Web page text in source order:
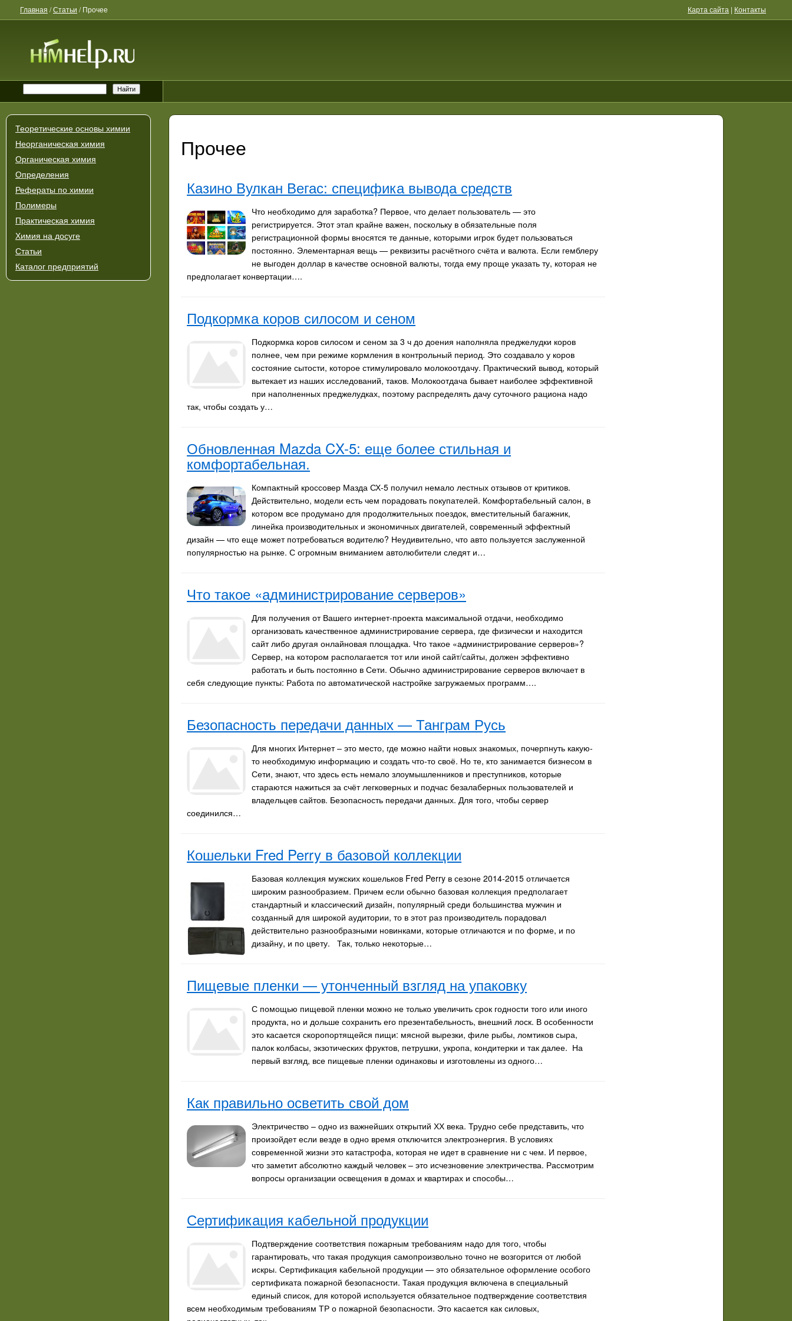
Главная /Статьи /Прочее Карта сайта | Контакты
Теоретические основы химии
Неорганическая химия
Органическая химия
Определения
Рефераты по химии
Полимеры
Практическая химия
Химия на досуге
Статьи
Каталог предприятий
Прочее
Казино Вулкан Вегас: специфика вывода средств
Что необходимо для заработка? Первое, что делает пользователь — это
регистрируется. Этот этап крайне важен, поскольку в обязательные поля
регистрационной формы вносятся те данные, которыми игрок будет пользоваться
постоянно. Элементарная вещь — реквизиты расчётного счёта и валюта. Если гемблеру
не выгоден доллар в качестве основной валюты, тогда ему проще указать ту, которая не
предполагает конвертации….
Подкормка коров силосом и сеном
Подкормка коров силосом и сеном за 3 ч до доения наполняла преджелудки коров
полнее, чем при режиме кормления в контрольный период. Это создавало у коров
состояние сытости, которое стимулировало молокоотдачу. Практический вывод, который
вытекает из наших исследований, таков. Молокоотдача бывает наиболее эффективной
при наполненных преджелудках, поэтому распределять дачу суточного рациона надо
так, чтобы создать у…
Обновленная Mazda CX-5: еще более стильная и
комфортабельная.
Компактный кроссовер Мазда СХ-5 получил немало лестных отзывов от критиков.
Действительно, модели есть чем порадовать покупателей. Комфортабельный салон, в
котором все продумано для продолжительных поездок, вместительный багажник,
линейка производительных и экономичных двигателей, современный эффектный
дизайн — что еще может потребоваться водителю? Неудивительно, что авто пользуется заслуженной
популярностью на рынке. С огромным вниманием автолюбители следят и…
Что такое «администрирование серверов»
Для получения от Вашего интернет-проекта максимальной отдачи, необходимо
организовать качественное администрирование сервера, где физически и находится
сайт либо другая онлайновая площадка. Что такое «администрирование серверов»?
Сервер, на котором располагается тот или иной сайт/сайты, должен эффективно
работать и быть постоянно в Сети. Обычно администрирование серверов включает в
себя следующие пункты: Работа по автоматической настройке загружаемых программ….
Безопасность передачи данных — Танграм Русь
Для многих Интернет – это место, где можно найти новых знакомых, почерпнуть какую-
то необходимую информацию и создать что-то своё. Но те, кто занимается бизнесом в
Сети, знают, что здесь есть немало злоумышленников и преступников, которые
стараются нажиться за счёт легковерных и подчас безалаберных пользователей и
владельцев сайтов. Безопасность передачи данных. Для того, чтобы сервер
соединился…
Кошельки Fred Perry в базовой коллекции
Базовая коллекция мужских кошельков Fred Perry в сезоне 2014-2015 отличается
широким разнообразием. Причем если обычно базовая коллекция предполагает
стандартный и классический дизайн, популярный среди большинства мужчин и
созданный для широкой аудитории, то в этот раз производитель порадовал
действительно разнообразными новинками, которые отличаются и по форме, и по
дизайну, и по цвету. Так, только некоторые…
Пищевые пленки — утонченный взгляд на упаковку
С помощью пищевой пленки можно не только увеличить срок годности того или иного
продукта, но и дольше сохранить его презентабельность, внешний лоск. В особенности
это касается скоропортящейся пищи: мясной вырезки, филе рыбы, ломтиков сыра,
палок колбасы, экзотических фруктов, петрушки, укропа, кондитерки и так далее. На
первый взгляд, все пищевые пленки одинаковы и изготовлены из одного…
Как правильно осветить свой дом
Электричество – одно из важнейших открытий ХХ века. Трудно себе представить, что
произойдет если везде в одно время отключится электроэнергия. В условиях
современной жизни это катастрофа, которая не идет в сравнение ни с чем. И первое,
что заметит абсолютно каждый человек – это исчезновение электричества. Рассмотрим
вопросы организации освещения в домах и квартирах и способы…
Сертификация кабельной продукции
Подтверждение соответствия пожарным требованиям надо для того, чтобы
гарантировать, что такая продукция самопроизвольно точно не возгорится от любой
искры. Сертификация кабельной продукции — это обязательное оформление особого
сертификата пожарной безопасности. Такая продукция включена в специальный
единый список, для которой используется обязательное подтверждение соответствия
всем необходимым требованиям ТР о пожарной безопасности. Это касается как силовых,